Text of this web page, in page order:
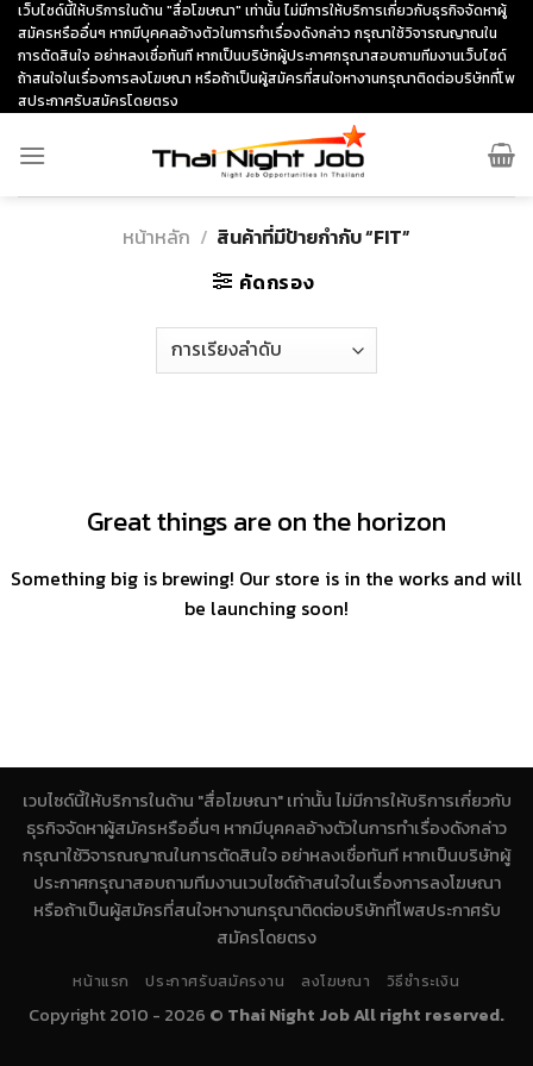
Skip
content
เว็บไซด์นี้ให้บริการในด้าน "สื่อโฆษณา" เท่านั้น ไม่มีการให้บริการเกี่ยวกับธุรกิจจัดหาผู้
สมัครหรืออื่นๆ หากมีบุคคลอ้างตัวในการทำเรื่องดังกล่าว กรุณาใช้วิจารณญาณใน
การตัดสินใจ อย่าหลงเชื่อทันที หากเป็นบริษัทผู้ประกาศกรุณาสอบถามทีมงานเว็บไซด์
ถ้าสนใจในเรื่องการลงโฆษณา หรือถ้าเป็นผู้สมัครที่สนใจหางานกรุณาติดต่อบริษัทที่โพ
สประกาศรับสมัครโดยตรง
หน้าหลัก / สินค้าที่มีป้ายกำกับ “FIT”
คัดกรอง
Great things are on the horizon
Something big is brewing! Our store is in the works and will
be launching soon!
เวบไซด์นี้ให้บริการในด้าน "สื่อโฆษณา" เท่านั้น ไม่มีการให้บริการเกี่ยวกับ
ธุรกิจจัดหาผู้สมัครหรืออื่นๆ หากมีบุคคลอ้างตัวในการทำเรื่องดังกล่าว
กรุณาใช้วิจารณญาณในการตัดสินใจ อย่าหลงเชื่อทันที หากเป็นบริษัทผู้
ประกาศกรุณาสอบถามทีมงานเวบไซด์ถ้าสนใจในเรื่องการลงโฆษณา
หรือถ้าเป็นผู้สมัครที่สนใจหางานกรุณาติดต่อบริษัทที่โพสประกาศรับ
สมัครโดยตรง
หน้าแรก ประกาศรับสมัครงาน ลงโฆษณา วิธีชำระเงิน
Copyright 2010 - 2026 © Thai Night Job All right reserved.